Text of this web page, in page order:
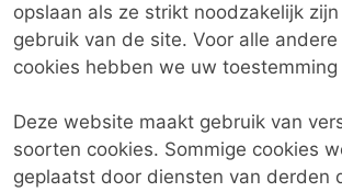
opslaan als ze strikt noodzakelijk
gebruik van de site. Voor alle
cookies hebben we uw toestemming
Deze website maakt gebruik van
soorten cookies. Sommige cookies
geplaatst door diensten van derden